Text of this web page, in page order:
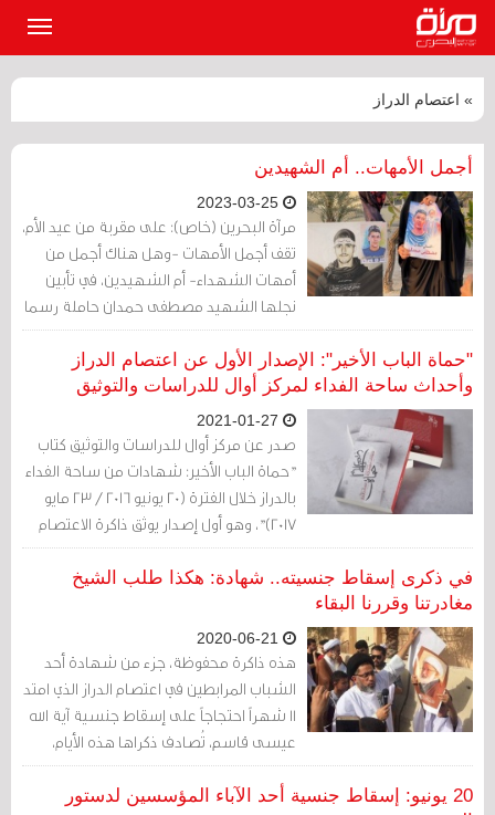
» اعتصام الدراز
أجمل الأمهات.. أم الشهيدين
مرآة البحرين (خاص): على مقربة من عيد الأم،
تقف أجمل الأمهات -وهل هناك أجمل من
أمهات الشهداء- أم الشهيدين، في تأبين
نجلها الشهيد مصطفى حمدان حاملة رسما
له يجمعه برسم من فدّاه عملا لا قولًا بروحه
ودمه، صورة آية الله الشيخ عيسى قاسم.
"حماة الباب الأخير": الإصدار الأول عن اعتصام الدراز
وأحداث ساحة الفداء لمركز أوال للدراسات والتوثيق
صدر عن مركز أوال للدراسات والتوثيق كتاب
"حماة الباب الأخير: شهادات من ساحة الفداء
بالدراز خلال الفترة (20 يونيو 2016 / 23 مايو
2017)"، وهو أول إصدار يوثق ذاكرة الاعتصام
الذي شهدته الدراز من 20 يونيو / حزيران 2016،
وحتى 23 مايو / أيار 2017.
في ذكرى إسقاط جنسيته.. شهادة: هكذا طلب الشيخ
مغادرتنا وقررنا البقاء
هذه ذاكرة محفوظة، جزء من شهادة أحد
الشباب المرابطين في اعتصام الدراز الذي امتد
11 شهراً احتجاجاً على إسقاط جنسية آية الله
عيسى قاسم، تُصادف ذكراها هذه الأيام،
يرويها لنا والتلقيات الأولى للقرار الممعن في
الجور والاستبداد، وأحداث اليوم الأول كما
20 يونيو: إسقاط جنسية أحد الآباء المؤسسين لدستور